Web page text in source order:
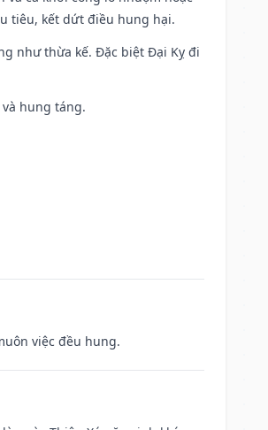
tiêu, kết dứt điều hung hại.
như thừa kế. Đặc biệt Đại Kỵ đi
hung táng.
việc đều hung.